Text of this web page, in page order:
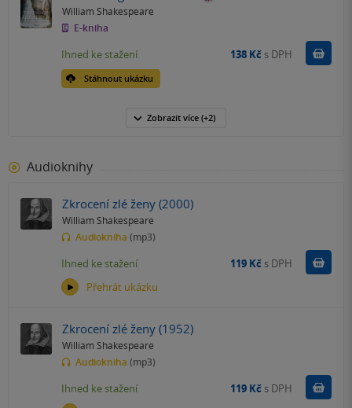
William Shakespeare
E-kniha
Stáhnout ukázku
Ihned ke stažení 138 Kč s DPH Koupit
Zobrazit více (+2)
Audioknihy
Zkrocení zlé ženy (2000)
William Shakespeare
Audiokniha (mp3)
Přehrát ukázku
Ihned ke stažení 119 Kč s DPH Koupit
Zkrocení zlé ženy (1952)
William Shakespeare
Audiokniha (mp3)
Ihned ke stažení 119 Kč s DPH Koupit